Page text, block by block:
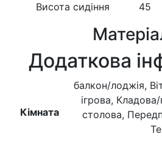
Висота сидіння
45
Додаткова
Кімната
балкон/лоджія,
ігрова,
столова,